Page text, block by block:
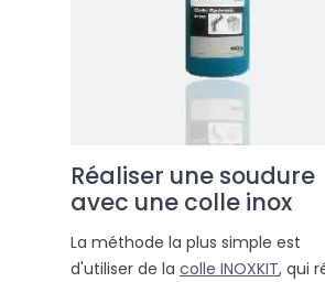
Réaliser une soudure
avec une colle inox
La méthode la plus simple est
d'utiliser de la colle INOXKIT, qui